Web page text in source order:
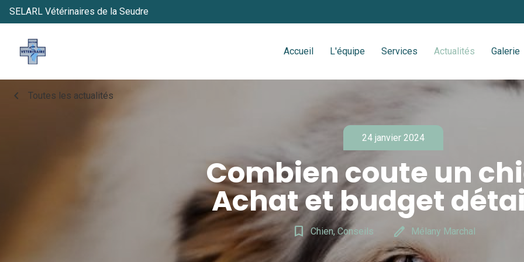
SELARL Vétérinaires de la Seudre
Accueil L'équipe Services Actualités Galerie
chevron_left Toutes les actualités
24 janvier 2024
Combien coute un
Achat et budget
bookmark_border Chien, Conseils edit Mélany Marchal